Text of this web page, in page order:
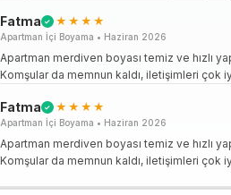
Fatma ✓ ★★★★
Apartman İçi Boyama • Haziran 2026
Apartman merdiven boyası temiz ve hızlı
Komşular da memnun kaldı, iletişimleri çok
Fatma ✓ ★★★★
Apartman İçi Boyama • Haziran 2026
Apartman merdiven boyası temiz ve hızlı
Komşular da memnun kaldı, iletişimleri çok